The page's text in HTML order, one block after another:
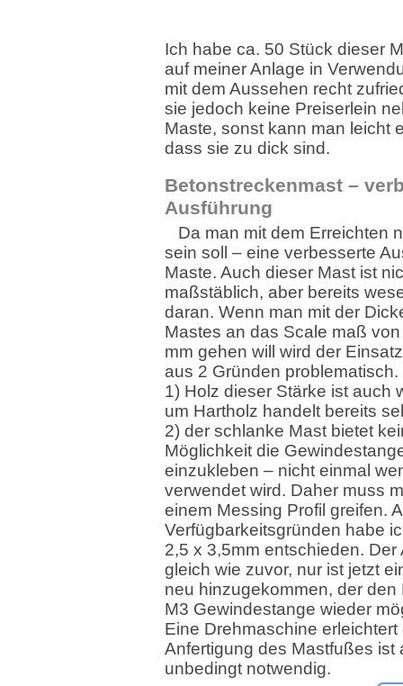
Ich habe ca. 50 Stück dieser
auf meiner Anlage in
mit dem Aussehen recht
sie jedoch keine Preiserlein
Maste, sonst kann man leicht
dass sie zu dick sind.
Betonstreckenmast –
Ausführung
Da man mit dem Erreichten
sein soll – eine verbesserte
Maste. Auch dieser Mast ist
maßstäblich, aber bereits
daran. Wenn man mit der
Mastes an das Scale maß
mm gehen will wird der
aus 2 Gründen problematisch.
1) Holz dieser Stärke ist auch
um Hartholz handelt bereits
2) der schlanke Mast bietet
Möglichkeit die
einzukleben – nicht einmal
verwendet wird. Daher muss
einem Messing Profil greifen.
Verfügbarkeitsgründen habe
2,5 x 3,5mm entschieden. Der
gleich wie zuvor, nur ist jetzt
neu hinzugekommen, der den
M3 Gewindestange wieder
Eine Drehmaschine erleichtert
Anfertigung des Mastfußes ist
unbedingt notwendig.